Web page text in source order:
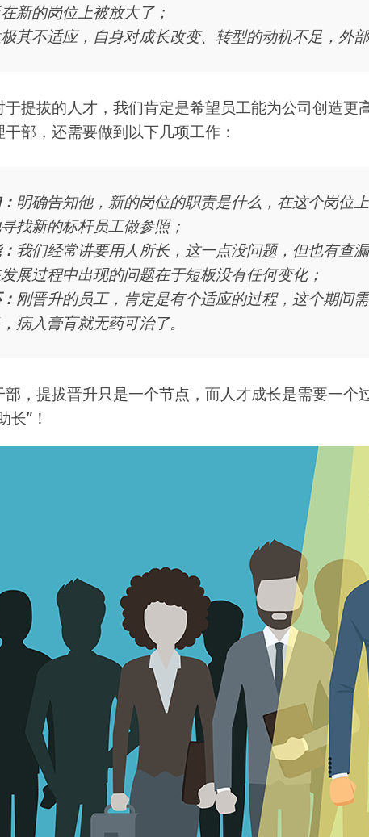
新的岗位上被放大了；
其不适应，自身对成长改变、转型的动机不足，外部
于提拔的人才，我们肯定是希望员工能为公司创造
部，还需要做到以下几项工作：
明确告知他，新的岗位的职责是什么，在这个岗位
找新的标杆员工做参照；
我们经常讲要用人所长，这一点没问题，但也有查
展过程中出现的问题在于短板没有任何变化；
刚晋升的员工，肯定是有个适应的过程，这个期间
病入膏肓就无药可治了。
部，提拔晋升只是一个节点，而人才成长是需要一个
长”！